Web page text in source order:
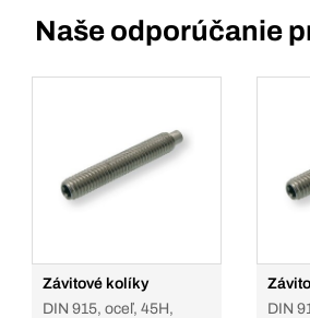
Naše odporúčanie
Závitové kolíky
DIN 915, oceľ, 45H,
DIN